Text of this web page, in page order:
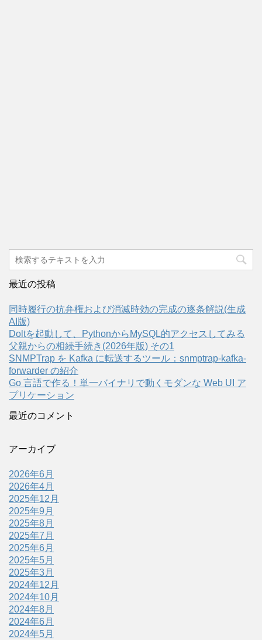
最近の投稿
同時履行の抗弁権および消滅時効の完成の逐条解説(生成
AI版)
Doltを起動して、PythonからMySQL的アクセスしてみる
父親からの相続手続き(2026年版) その1
SNMPTrap を Kafka に転送するツール：snmptrap-kafka-
forwarder の紹介
Go 言語で作る！単一バイナリで動くモダンな Web UI ア
プリケーション
最近のコメント
アーカイブ
2026年6月
2026年4月
2025年12月
2025年9月
2025年8月
2025年7月
2025年6月
2025年5月
2025年3月
2024年12月
2024年10月
2024年8月
2024年6月
2024年5月